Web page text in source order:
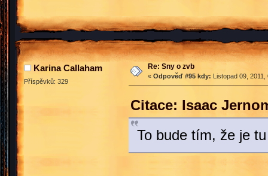
Karina Callaham
Příspěvků: 329
Re: Sny o zvb
« Odpověď #95 kdy: Listopad 09,
Citace: Isaac
To bude tím, že je